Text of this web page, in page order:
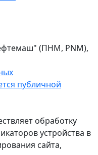
(ПНМ, PNM),
публичной
обработку
устройства в
сайта,